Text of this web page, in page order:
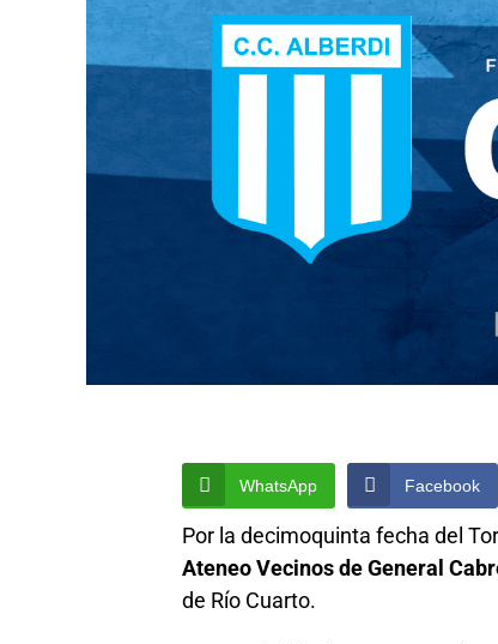
WhatsApp Facebook
Por la decimoquinta fecha del
Ateneo Vecinos de General
de Río Cuarto.